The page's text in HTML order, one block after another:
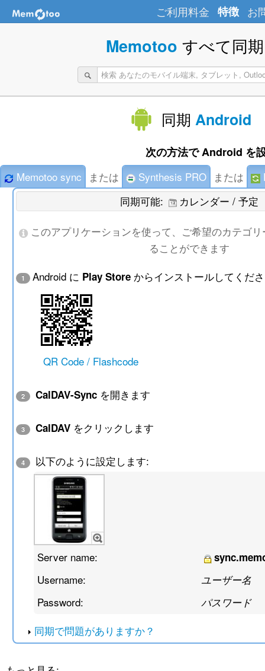
ご利用料金 特徴 お
Memotoo すべて同
同期 Android
次の方法で Android を
Memotoo sync または Synthesis PRO または
同期可能:
カレンダー / 予定
このアプリケーションを使って、ご希望のカテゴ
ることができます
1 Android に Play Store からインストールしてくだ
QR Code / Flashcode
2 CalDAV-Sync を開きます
3 CalDAV をクリックします
4 以下のように設定します:
Server name:
Username: ユーザー名
Password: パスワード
同期で問題がありますか？